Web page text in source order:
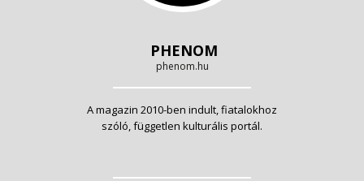
PHENOM
phenom.hu
A magazin 2010-ben indult, fiatalokhoz
szóló, független kulturális portál.